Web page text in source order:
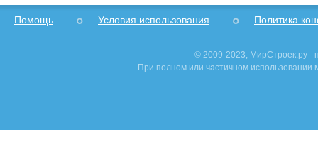
Помощь Условия использования Политика
© 2009-2023, МирСтроек.ру -
При полном или частичном использовании